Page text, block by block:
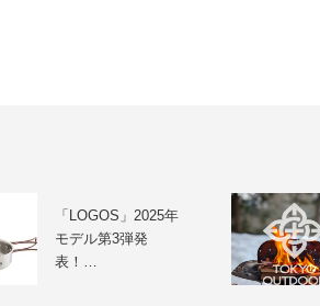
「LOGOS」2025年
モデル第3弾発
表！…